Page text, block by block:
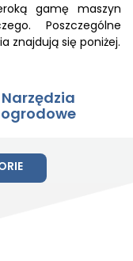
gamę maszyn
Poszczególne
znajdują się poniżej.
Narzędzia
ogrodowe